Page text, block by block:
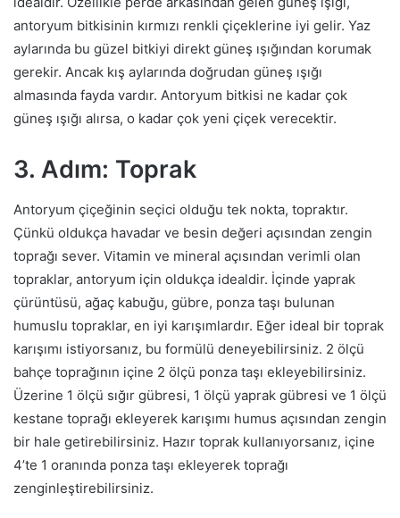
antoryum bitkisinin kırmızı renkli çiçeklerine iyi gelir. Yaz
aylarında bu güzel bitkiyi direkt güneş ışığından korumak
gerekir. Ancak kış aylarında doğrudan güneş ışığı
almasında fayda vardır. Antoryum bitkisi ne kadar çok
güneş ışığı alırsa, o kadar çok yeni çiçek verecektir.
3. Adım: Toprak
Antoryum çiçeğinin seçici olduğu tek nokta, topraktır.
Çünkü oldukça havadar ve besin değeri açısından zengin
toprağı sever. Vitamin ve mineral açısından verimli olan
topraklar, antoryum için oldukça idealdir. İçinde yaprak
çürüntüsü, ağaç kabuğu, gübre, ponza taşı bulunan
humuslu topraklar, en iyi karışımlardır. Eğer ideal bir toprak
karışımı istiyorsanız, bu formülü deneyebilirsiniz. 2 ölçü
bahçe toprağının içine 2 ölçü ponza taşı ekleyebilirsiniz.
Üzerine 1 ölçü sığır gübresi, 1 ölçü yaprak gübresi ve 1 ölçü
kestane toprağı ekleyerek karışımı humus açısından zengin
bir hale getirebilirsiniz. Hazır toprak kullanıyorsanız, içine
4’te 1 oranında ponza taşı ekleyerek toprağı
zenginleştirebilirsiniz.